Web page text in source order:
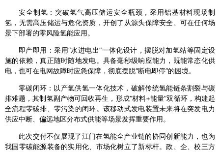
安全制氢：突破氢气高压储运安全瓶颈，采用铝基材料现场制
氢，无需高压储运与危化资质，开创了从源头保障安全、可在任何场
景下部署的零风险氢能应用。
即产即用：采用“水进电出”一体化设计，摆脱对加氢站等固定设
施的依赖，真正随时随地发电。具备毫秒级响应能力，既能常态化供
电，也可在电网故障时应急保障，彻底摆脱“断电即停”的困境。
零碳闭环：以产氢供氢一体化技术，破解传统氢能链条割裂与碳
排难题，其制氢副产物可回收再生，形成“材料+能量”双循环，构建起
全流程零碳排、零污染的闭环。该移动式发电装置未来将在突发电力
供应中断、偏远地区分布式供能等场景发挥重要作用。
此次交付不仅展现了江门在氢能全产业链的协同创新能力，也为
我国零碳能源装备的实用化、市场化树立了新标杆。政、企、校三方